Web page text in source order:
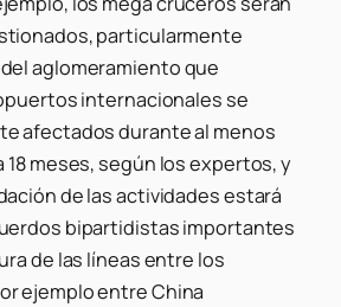
particularmente
aglomeramiento que
internacionales se
afectados durante al menos
18 meses, según los expertos, y
de las actividades estará
bipartidistas importantes
de las líneas entre los
ejemplo entre China